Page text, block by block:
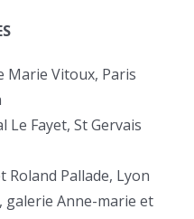
Marie Vitoux, Paris
Le Fayet, St Gervais
Roland Pallade, Lyon
galerie Anne-marie et